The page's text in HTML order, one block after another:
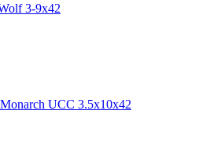
3-9x42
UCC 3.5x10x42